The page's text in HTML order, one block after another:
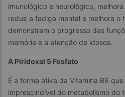
imunológico e neurológico,
reduz a fadiga mental e melhora o
demonstram o progresso das
memória e a atenção de idosos.
A Piridoxal 5 Fosfato
É a forma ativa da Vitamina B6
imprescindível do metabolismo do